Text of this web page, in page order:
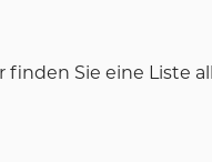
finden Sie eine Liste